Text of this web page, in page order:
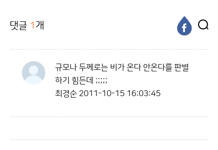
댓글 1 개
규모나 두께로는 비가 온다 안온다를 판별
하기 힘든데 ;;;;;
최경순 2011-10-15 16:03:45